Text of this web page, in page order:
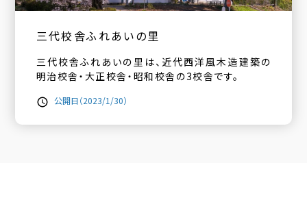
三代校舎ふれあいの里
三代校舎ふれあいの里は、近代西洋風木造建築の
明治校舎・大正校舎・昭和校舎の3校舎です。
公開日（2023/1/30）